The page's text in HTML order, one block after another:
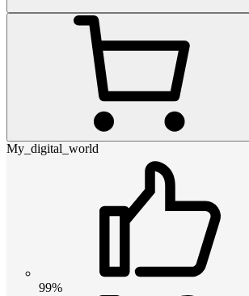
My_digital_world
99%